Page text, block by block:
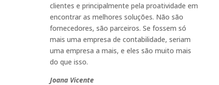
clientes e principalmente pela proatividade em
encontrar as melhores soluções. Não são
fornecedores, são parceiros. Se fossem só
mais uma empresa de contabilidade, seriam
uma empresa a mais, e eles são muito mais
do que isso.
Joana Vicente